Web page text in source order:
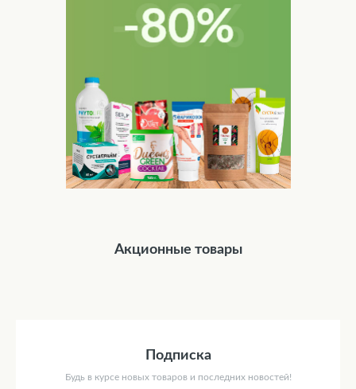
Акционные товары
Подписка
Будь в курсе новых товаров и последних новостей!